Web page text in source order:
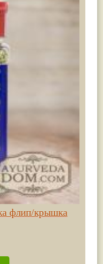
флип/крышка